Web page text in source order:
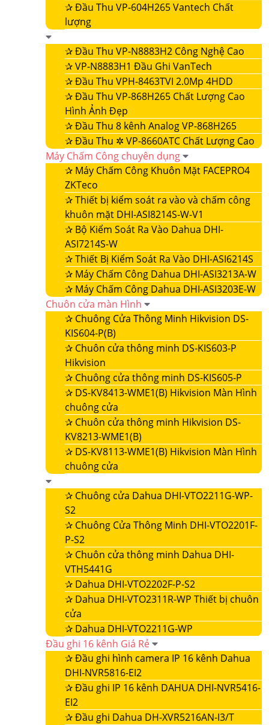
✰Đầu Thu VP-604H265 Vantech Chất
lượng
✰Đầu Thu VP-N8883H2 Công Nghệ Cao
✰VP-N8883H1 Đầu Ghi VanTech
✰Đầu Thu VPH-8463TVI 2.0Mp 4HDD
✰Đầu Thu VP-868H265 Chất Lượng Cao
Hình Ảnh Đẹp
✰Đầu Thu 8 kênh Analog VP-868H265
✰Đầu Thu ✲ VP-8660ATC Chất Lượng Cao
Máy Chấm Công chuyên dụng
✰ Máy Chấm Công Khuôn Mặt FACEPRO4
ZKTeco
✰Thiết bị kiểm soát ra vào và chấm công
khuôn mặt DHI-ASI8214S-W-V1
✰ Bộ Kiểm Soát Ra Vào Dahua DHI-
ASI7214S-W
✰Thiết Bị Kiểm Soát Ra Vào DHI-ASI6214S
✰ Máy Chấm Công Dahua DHI-ASI3213A-W
✰ Máy Chấm Công Dahua DHI-ASI3203E-W
Chuôn cửa màn Hình
✰ Chuông Cửa Thông Minh Hikvision DS-
KIS604-P(B)
✰ Chuôn cửa thông minh DS-KIS603-P
Hikvision
✰ Chuông cửa thông minh DS-KIS605-P
✰ DS-KV8413-WME1(B) Hikvision Màn Hình
chuông cửa
✰ Chuôn cửa thông minh Hikvision DS-
KV8213-WME1(B)
✰ DS-KV8113-WME1(B) Hikvision Màn Hình
chuông cửa
✰ Chuông cửa Dahua DHI-VTO2211G-WP-
S2
✰ Chuông Cửa Thông Minh DHI-VTO2201F-
P-S2
✰ Chuôn cửa thông minh Dahua DHI-
VTH5441G
✰ Dahua DHI-VTO2202F-P-S2
✰ Dahua DHI-VTO2311R-WP Thiết bị chuôn
cửa
✰ Dahua DHI-VTO2211G-WP
Đầu ghi 16 kênh Giá Rẻ
✰Đầu ghi hình camera IP 16 kênh Dahua
DHI-NVR5816-EI2
✰Đầu ghi IP 16 kênh DAHUA DHI-NVR5416-
EI2
✰Đầu ghi Dahua DH-XVR5216AN-I3/T